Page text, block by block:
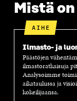
Mistä
AIHE
Ilmasto- ja
Päästöjen
ilmastoratkaisuja
Analysoimme
aikataulussa ja
kokeilijaansa.